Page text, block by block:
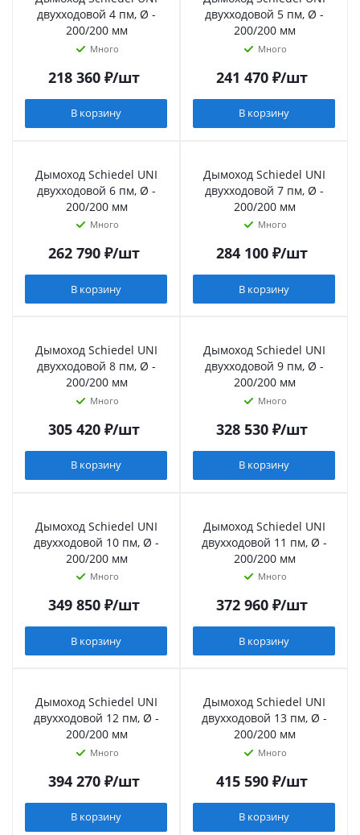
двухходовой 4 пм, Ø -
200/200 мм
Много
218 360₽/шт
В корзину
двухходовой 5 пм, Ø -
200/200 мм
Много
241 470₽/шт
В корзину
Дымоход Schiedel UNI
двухходовой 6 пм, Ø -
200/200 мм
Много
262 790₽/шт
В корзину
Дымоход Schiedel UNI
двухходовой 7 пм, Ø -
200/200 мм
Много
284 100₽/шт
В корзину
Дымоход Schiedel UNI
двухходовой 8 пм, Ø -
200/200 мм
Много
305 420₽/шт
В корзину
Дымоход Schiedel UNI
двухходовой 9 пм, Ø -
200/200 мм
Много
328 530₽/шт
В корзину
Дымоход Schiedel UNI
двухходовой 10 пм, Ø -
200/200 мм
Много
349 850₽/шт
В корзину
Дымоход Schiedel UNI
двухходовой 11 пм, Ø -
200/200 мм
Много
372 960₽/шт
В корзину
Дымоход Schiedel UNI
двухходовой 12 пм, Ø -
200/200 мм
Много
394 270₽/шт
В корзину
Дымоход Schiedel UNI
двухходовой 13 пм, Ø -
200/200 мм
Много
415 590₽/шт
В корзину